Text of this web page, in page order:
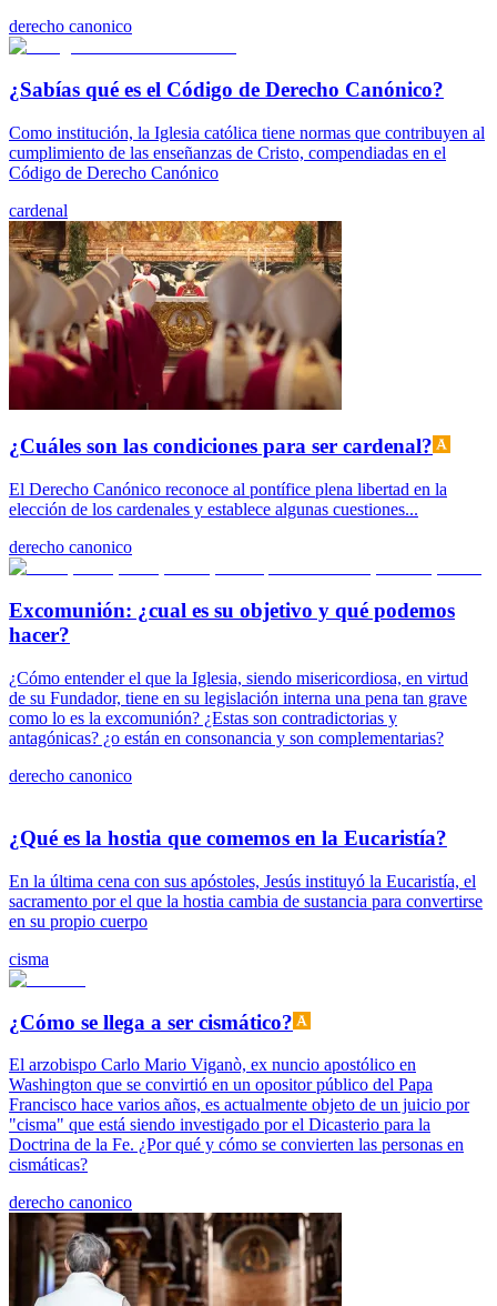
derecho canonico
¿Sabías qué es el Código de Derecho Canónico?
Como institución, la Iglesia católica tiene normas que contribuyen al
cumplimiento de las enseñanzas de Cristo, compendiadas en el
Código de Derecho Canónico
cardenal
¿Cuáles son las condiciones para ser cardenal?
El Derecho Canónico reconoce al pontífice plena libertad en la
elección de los cardenales y establece algunas cuestiones...
derecho canonico
Excomunión: ¿cual es su objetivo y qué podemos
hacer?
¿Cómo entender el que la Iglesia, siendo misericordiosa, en virtud
de su Fundador, tiene en su legislación interna una pena tan grave
como lo es la excomunión? ¿Estas son contradictorias y
antagónicas? ¿o están en consonancia y son complementarias?
derecho canonico
¿Qué es la hostia que comemos en la Eucaristía?
En la última cena con sus apóstoles, Jesús instituyó la Eucaristía, el
sacramento por el que la hostia cambia de sustancia para convertirse
en su propio cuerpo
cisma
¿Cómo se llega a ser cismático?
El arzobispo Carlo Mario Viganò, ex nuncio apostólico en
Washington que se convirtió en un opositor público del Papa
Francisco hace varios años, es actualmente objeto de un juicio por
"cisma" que está siendo investigado por el Dicasterio para la
Doctrina de la Fe. ¿Por qué y cómo se convierten las personas en
cismáticas?
derecho canonico